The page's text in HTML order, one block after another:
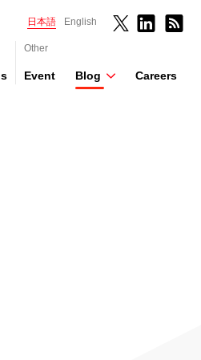
日本語 English
Other
Event Blog Careers